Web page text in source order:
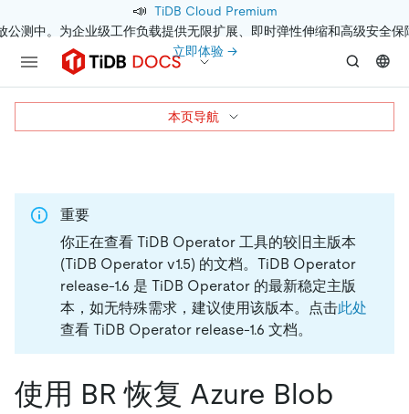
📣 TiDB Cloud Premium
公测中。为企业级工作负载提供无限扩展、即时弹性伸缩和高级安全保
立即体验 →
重要
你正在查看 TiDB Operator 工具的较旧主版本
(TiDB Operator v1.5) 的文档。 TiDB Operator
release-1.6 是 TiDB Operator 的最新稳定主版
本，如无特殊需求，建议使用该版本。点击此处
查看 TiDB Operator release-1.6 文档。
使用 BR 恢复 Azure Blob
本页导航